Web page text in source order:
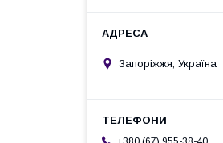
Запоріжжя, Україна